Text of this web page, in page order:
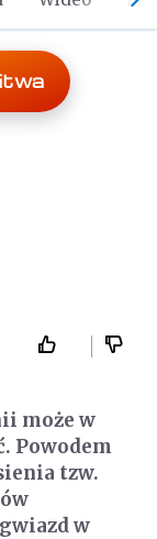
może w
Powodem
tzw.
w